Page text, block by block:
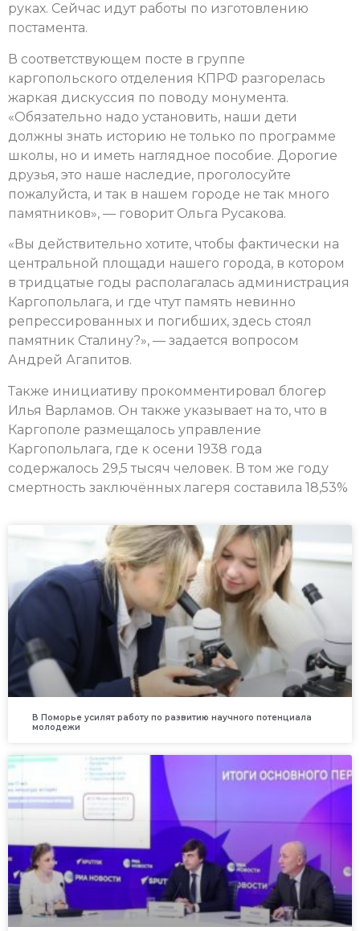
руках. Сейчас идут работы по изготовлению
постамента.
В соответствующем посте в группе
каргопольского отделения КПРФ разгорелась
жаркая дискуссия по поводу монумента.
«Обязательно надо установить, наши дети
должны знать историю не только по программе
школы, но и иметь наглядное пособие. Дорогие
друзья, это наше наследие, проголосуйте
пожалуйста, и так в нашем городе не так много
памятников», — говорит Ольга Русакова.
«Вы действительно хотите, чтобы фактически на
центральной площади нашего города, в котором
в тридцатые годы располагалась администрация
Каргопольлага, и где чтут память невинно
репрессированных и погибших, здесь стоял
памятник Сталину?», — задается вопросом
Андрей Агапитов.
Также инициативу прокомментировал блогер
Илья Варламов. Он также указывает на то, что в
Каргополе размещалось управление
Каргопольлага, где к осени 1938 года
содержалось 29,5 тысяч человек. В том же году
смертность заключённых лагеря составила 18,53%
В Поморье усилят работу по развитию научного потенциала
молодежи